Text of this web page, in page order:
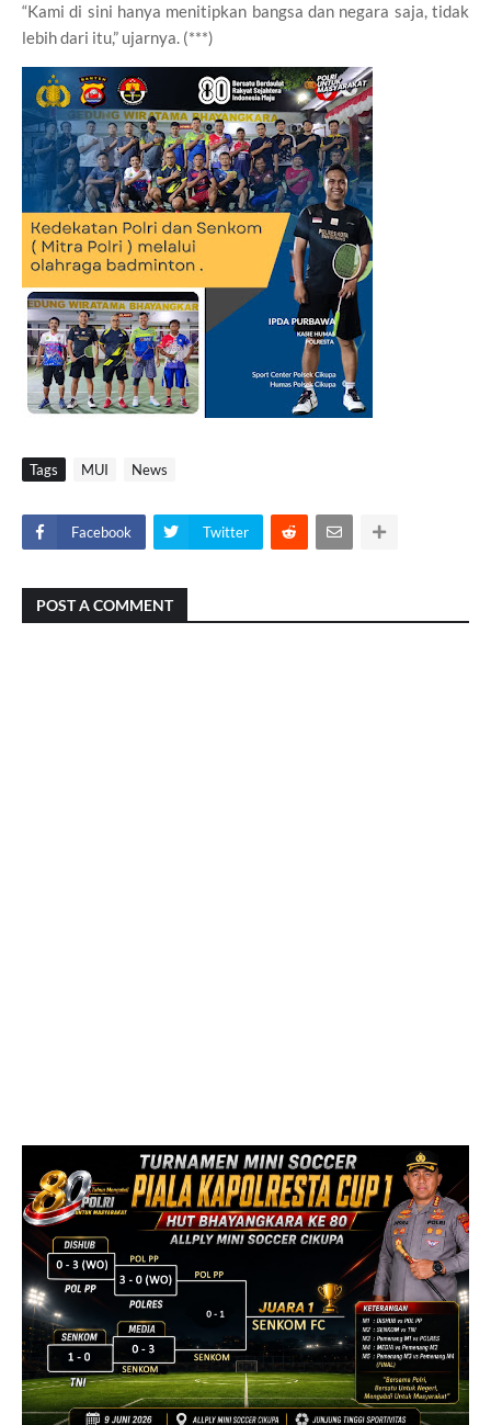
“Kami di sini hanya menitipkan bangsa dan negara saja, tidak
lebih dari itu,” ujarnya. (***)
Tags MUI News
Facebook Twitter
POST A COMMENT